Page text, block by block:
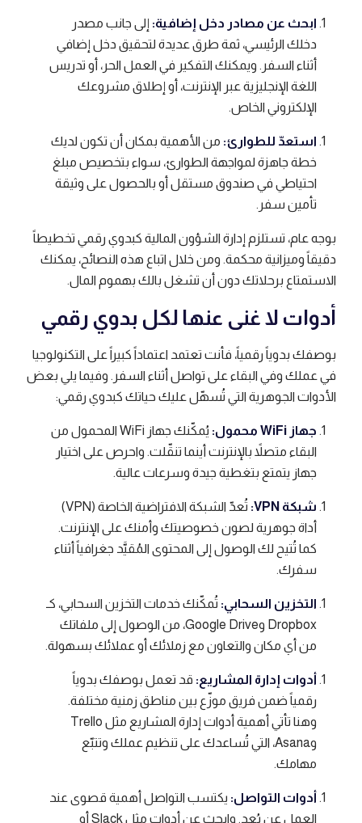
ابحث عن مصادر دخل إضافية: إلى جانب مصدر
دخلك الرئيسي، ثمة طرق عديدة لتحقيق دخل إضافي
أثناء السفر. ويمكنك التفكير في العمل الحر، أو تدريس
اللغة الإنجليزية عبر الإنترنت، أو إطلاق مشروعك
الإلكتروني الخاص.
استعدّ للطوارئ: من الأهمية بمكان أن تكون لديك
خطة جاهزة لمواجهة الطوارئ، سواء بتخصيص مبلغ
احتياطي في صندوق مستقل أو بالحصول على وثيقة
تأمين سفر.
بوجه عام، تستلزم إدارة الشؤون المالية كبدوي رقمي تخطيطاً
دقيقاً وميزانية محكمة. ومن خلال اتباع هذه النصائح، يمكنك
الاستمتاع برحلاتك دون أن تشغل بالك بهموم المال.
أدوات لا غنى عنها لكل بدوي رقمي
بوصفك بدوياً رقمياً، فأنت تعتمد اعتماداً كبيراً على التكنولوجيا
في عملك وفي البقاء على تواصل أثناء السفر. وفيما يلي بعض
الأدوات الجوهرية التي تُسهّل عليك حياتك كبدوي رقمي:
جهاز WiFi محمول:
يُمكّنك جهاز WiFi المحمول من
البقاء متصلاً بالإنترنت أينما تنقّلت. واحرص على اختيار
جهاز يتمتع بتغطية جيدة وسرعات عالية.
شبكة VPN:
تُعدّ الشبكة الافتراضية الخاصة (VPN)
أداة جوهرية لصون خصوصيتك وأمنك على الإنترنت.
كما تُتيح لك الوصول إلى المحتوى المُقيَّد جغرافياً أثناء
سفرك.
التخزين السحابي: تُمكّنك خدمات التخزين السحابي، كـ
Dropbox وGoogle Drive، من الوصول إلى ملفاتك
من أي مكان والتعاون مع زملائك أو عملائك بسهولة.
أدوات إدارة المشاريع: قد تعمل بوصفك بدوياً
رقمياً ضمن فريق موزّع بين مناطق زمنية مختلفة.
وهنا تأتي أهمية أدوات إدارة المشاريع مثل Trello
وAsana، التي تُساعدك على تنظيم عملك وتتبّع
مهامك.
أدوات التواصل: يكتسب التواصل أهمية قصوى عند
العمل عن بُعد. وابحث عن أدوات مثل Slack أو